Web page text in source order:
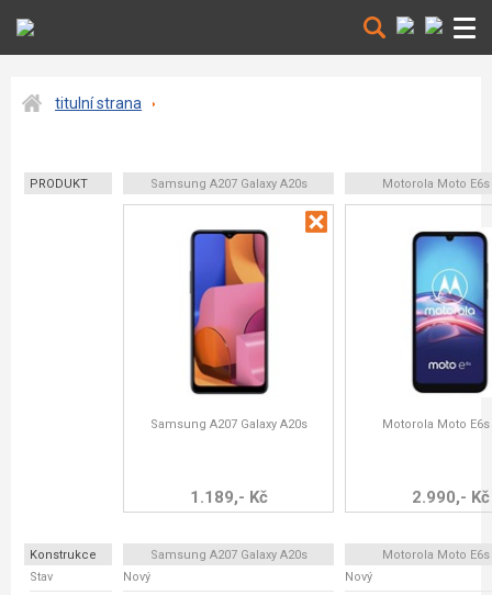
titulní strana
PRODUKT Samsung A207 Galaxy A20s Motorola Moto
Samsung A207 Galaxy A20s
1.189,- Kč
Motorola Moto
2.990,- Kč
Konstrukce Samsung A207 Galaxy A20s
Motorola Moto
Stav
Nový Nový